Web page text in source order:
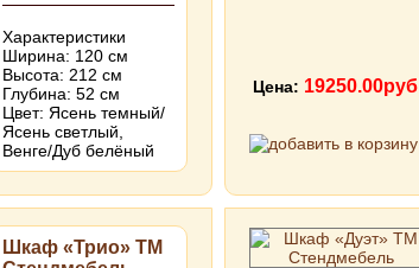
Характеристики
Ширина: 120 см
Высота: 212 см
Глубина: 52 см
Цвет: Ясень темный/
Ясень светлый,
Венге/Дуб белёный
Цена: 19250.00руб
Шкаф «Трио» ТМ